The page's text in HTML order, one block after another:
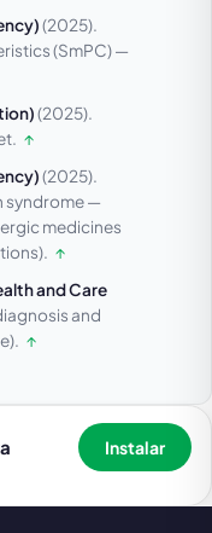
(2025).
(SmPC) —
(2025).
↑
(2025).
syndrome —
medicines
↑
and Care
and
↑
Instalar